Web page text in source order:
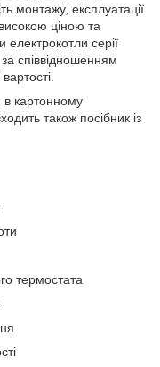
монтажу, експлуатації
ціною та
серії
співвідношенням
в картонному
також посібник із
термостата